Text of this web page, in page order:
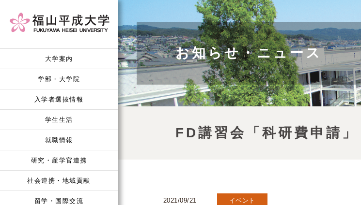
大学案内
学部・大学院
入学者選抜情報
学生生活
就職情報
研究・産学官連携
社会連携・地域貢献
留学・国際交流
お知らせ・ニュース
FD講習会「科研費申請
2021/09/21 イベント